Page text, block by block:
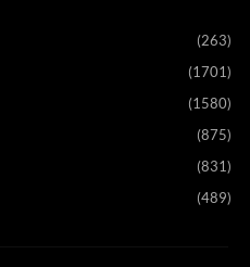
(263)
(1701)
(1580)
(875)
(831)
(489)